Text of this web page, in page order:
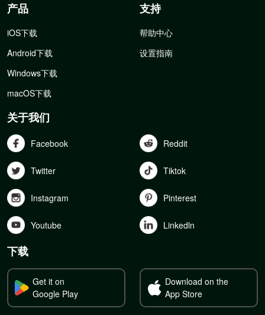
产品
iOS下载
Android下载
Windows下载
macOS下载
支持
帮助中心
设置指南
关于我们
Facebook Reddit
Twitter Tiktok
Instagram Pinterest
Youtube Linkedln
下载
Get it on
Google Play
Download on the
App Store